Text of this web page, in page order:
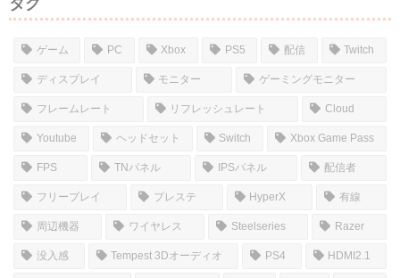
ゲーム PC Xbox PS5 配信 Twitch
ディスプレイ モニター ゲーミングモニター
フレームレート リフレッシュレート Cloud
Youtube ヘッドセット Switch Xbox Game Pass
FPS TNパネル IPSパネル 配信者
フリープレイ プレステ HyperX 有線
周辺機器 ワイヤレス Steelseries Razer
没入感 Tempest 3Dオーディオ PS4 HDMI2.1